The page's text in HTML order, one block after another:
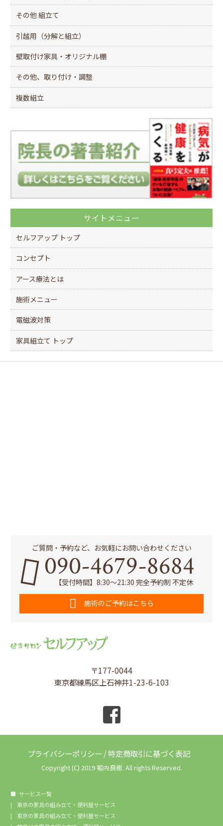
その他 組立て
引越用（分解と組立）
壁取付け家具・オリジナル棚
その他、取り付け・調整
複数組立
サイトメニュー
セルフアップ トップ
コンセプト
アース療法とは
施術メニュー
電磁波対策
家具組立て トップ
〒177-0044
東京都練馬区上石神井1-23-6-103
ご質問・予約など、お気軽にお問い合わせください
090-4679-8684
【受付時間】8:30～21:30 完全予約制 不定休
施術のご予約はこちら
プライバシーポリシー /特定商取引に基づく表記
Copyright (C) 2019 堀内良樹. All rights Reserved.
サービス一覧
東京の家具の組み立て・便利屋サービス
東京の家具の組み立て・便利屋サービス